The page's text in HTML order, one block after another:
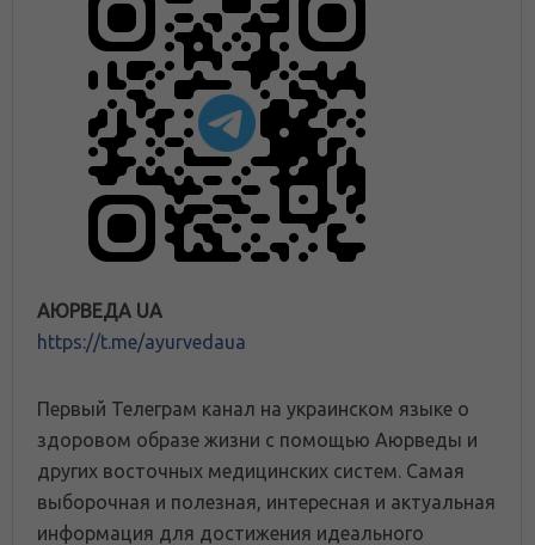
АЮРВЕДА UA
https://t.me/ayurvedaua
Первый Телеграм канал на украинском языке о
здоровом образе жизни с помощью Аюрведы и
других восточных медицинских систем. Самая
выборочная и полезная, интересная и актуальная
информация для достижения идеального